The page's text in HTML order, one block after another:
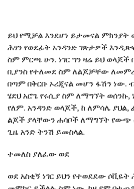
ይህ የሚቻል እንደሆነ ይታመናል
ሕፃን የወደፊት አንዳንድ ገጽታዎች
ስም ምርጫ ሁን. ነገር ግን ዛሬ ይህ
ቢያንስ የተለመደ ስም ለልጆቻቸው
በጣም በቅርቡ ኦሪጂናል መሆን ፋሽን ነው.
ሄደህ አሮጌ የሩሲያ ስም ለማግኘት ወሰንኩ,
የለም. አንዳንድ ወላጆች, ከ ለምሳሌ
ልጆች ያላቸውን ሐሳቦች ለማግኘት የውጭ
ጊዜ አንድ ትንሽ ይመስላል.
ተመለስ ያለፈው ወደ
ወደ አስቂኝ ነገር ይህን የተወደደው